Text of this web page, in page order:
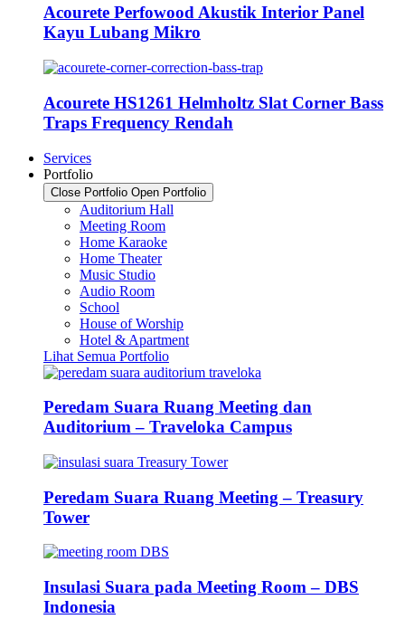
Acourete Perfowood Akustik Interior Panel
Kayu Lubang Mikro
Acourete HS1261 Helmholtz Slat Corner Bass
Traps Frequency Rendah
Services
Portfolio
Close Portfolio Open Portfolio
Auditorium Hall
Meeting Room
Home Karaoke
Home Theater
Music Studio
Audio Room
School
House of Worship
Hotel & Apartment
Lihat Semua Portfolio
Peredam Suara Ruang Meeting dan
Auditorium – Traveloka Campus
Peredam Suara Ruang Meeting – Treasury
Tower
Insulasi Suara pada Meeting Room – DBS
Indonesia